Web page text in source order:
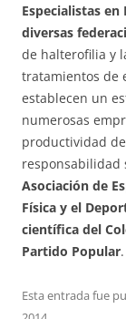
Especialistas
diversas
de halterofilia y
tratamientos de
establecen un
numerosas
productividad
responsabilidad
Asociación de
Física y el
científica del
Partido Popular.
Esta entrada fue